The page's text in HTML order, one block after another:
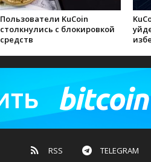
Пользователи KuCoin
столкнулись с блокировкой
средств
RSS TELEGRAM